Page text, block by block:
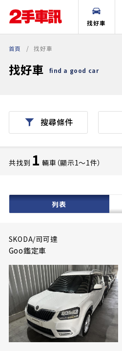
找好車
首頁 找好車
找好車 find a good car
搜尋條件
共找到 1 輛車（顯示1〜1件）
列表
SKODA/司可達
Goo鑑定車